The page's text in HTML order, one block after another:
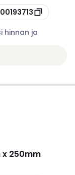
hinnan ja
x 250mm